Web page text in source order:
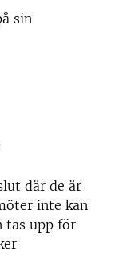
sin
där de är
inte kan
tas upp för